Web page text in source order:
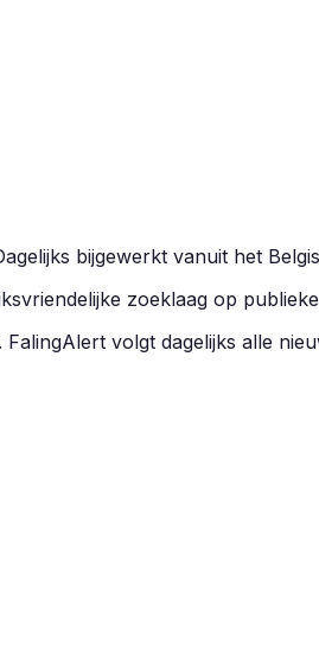
bijgewerkt vanuit het
zoeklaag op
volgt dagelijks alle